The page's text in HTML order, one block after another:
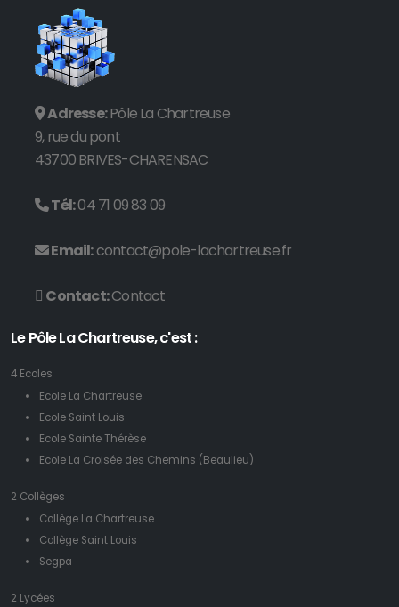
Adresse:Pôle La Chartreuse
9, rue du pont
43700 BRIVES-CHARENSAC
Tél:04 71 09 83 09
Email:contact@pole-lachartreuse.fr
Contact:Contact
Le Pôle La Chartreuse, c'est :
4 Ecoles
Ecole La Chartreuse
Ecole Saint Louis
Ecole Sainte Thérèse
Ecole La Croisée des Chemins (Beaulieu)
2 Collèges
Collège La Chartreuse
Collège Saint Louis
Segpa
2 Lycées